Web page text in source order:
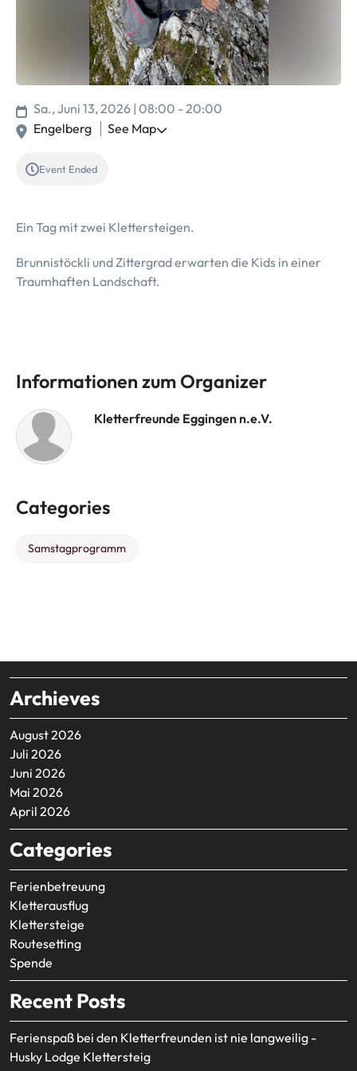
Sa., Juni 13, 2026 | 08:00 - 20:00
Engelberg
See Map
Event Ended
Ein Tag mit zwei Klettersteigen.
Brunnistöckli und Zittergrad erwarten die Kids in einer
Traumhaften Landschaft.
Informationen zum Organizer
Kletterfreunde Eggingen n.e.V.
Categories
Samstagprogramm
Archieves
August 2026
Juli 2026
Juni 2026
Mai 2026
April 2026
Categories
Ferienbetreuung
Kletterausflug
Klettersteige
Routesetting
Spende
Recent Posts
Ferienspaß bei den Kletterfreunden ist nie langweilig -
Husky Lodge Klettersteig